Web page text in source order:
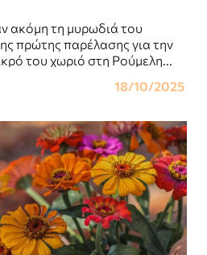
ακόμη τη μυρωδιά του
πρώτης παρέλασης για την
του χωριό στη Ρούμελη...
18/10/2025